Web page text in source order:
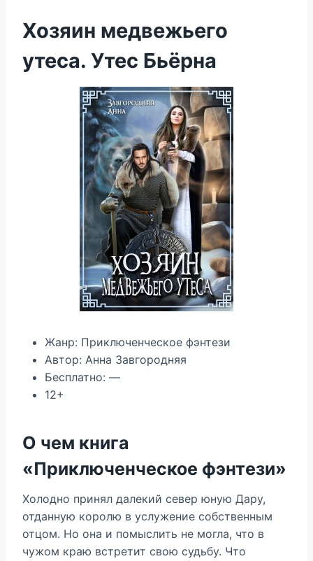
Хозяин медвежьего
утеса. Утес Бьёрна
Жанр: Приключенческое фэнтези
Автор: Анна Завгородняя
Бесплатно: —
12+
О чем книга
«Приключенческое фэнтези»
Холодно принял далекий север юную Дару,
отданную королю в услужение собственным
отцом. Но она и помыслить не могла, что в
чужом краю встретит свою судьбу. Что